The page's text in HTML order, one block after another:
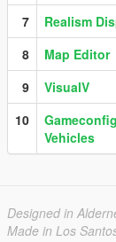
7
Realism
8
Map Editor
9
VisualV
10
Vehicles
Designed in
Made in Los